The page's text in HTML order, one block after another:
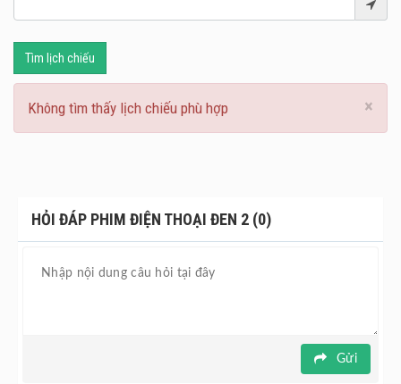
Tìm lịch chiếu
×
Không tìm thấy lịch chiếu phù hợp
HỎI ĐÁP PHIM ĐIỆN THOẠI ĐEN 2 (0)
Gửi